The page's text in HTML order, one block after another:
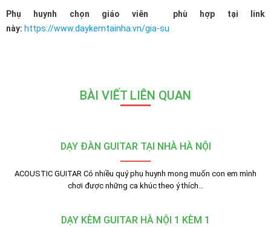
Phụ huynh chọn giáo viên phù hợp tại link
này: https://www.daykemtainha.vn/gia-su
BÀI VIẾT LIÊN QUAN
DẠY ĐÀN GUITAR TẠI NHÀ HÀ NỘI
ACOUSTIC GUITAR Có nhiều quý phụ huynh mong muốn con em mình
chơi được những ca khúc theo ý thích…
DẠY KÈM GUITAR HÀ NỘI 1 KÈM 1